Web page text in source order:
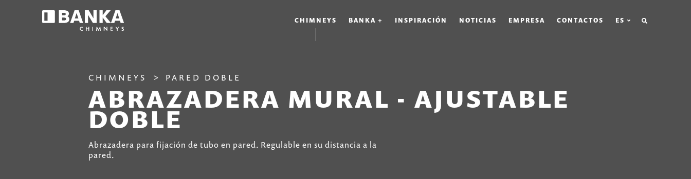
CHIMNEYS BANKA + INSPIRACIÓN NOTICIAS EMPRESA CONTACTOS ES
CHIMNEYS PARED DOBLE
ABRAZADERA MURAL - AJUSTABLE
DOBLE
Abrazadera para fijación de tubo en pared. Regulable en su distancia a la
pared.